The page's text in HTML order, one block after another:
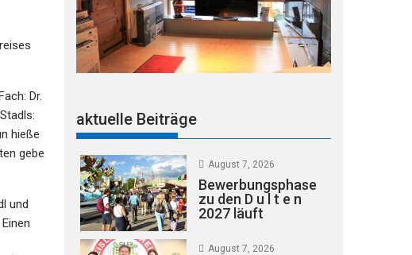
Dr.
hieße
gebe
und
aktuelle Beiträge
August 7, 2026
Bewerbungsphase
zu den D u l t e n
2027 läuft
August 7, 2026